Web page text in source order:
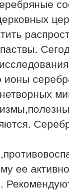
ионы
ее